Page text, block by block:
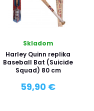
Skladom
Harley Quinn replika
Baseball Bat (Suicide
Squad) 80 cm
59,90 €